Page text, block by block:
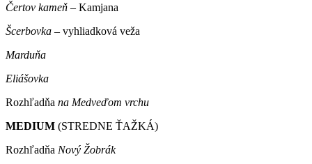
Čertov kameň – Kamjana
Šcerbovka – vyhliadková veža
Marduňa
Eliášovka
Rozhľadňa na Medveďom vrchu
MEDIUM (STREDNE ŤAŽKÁ)
Rozhľadňa Nový Žobrák